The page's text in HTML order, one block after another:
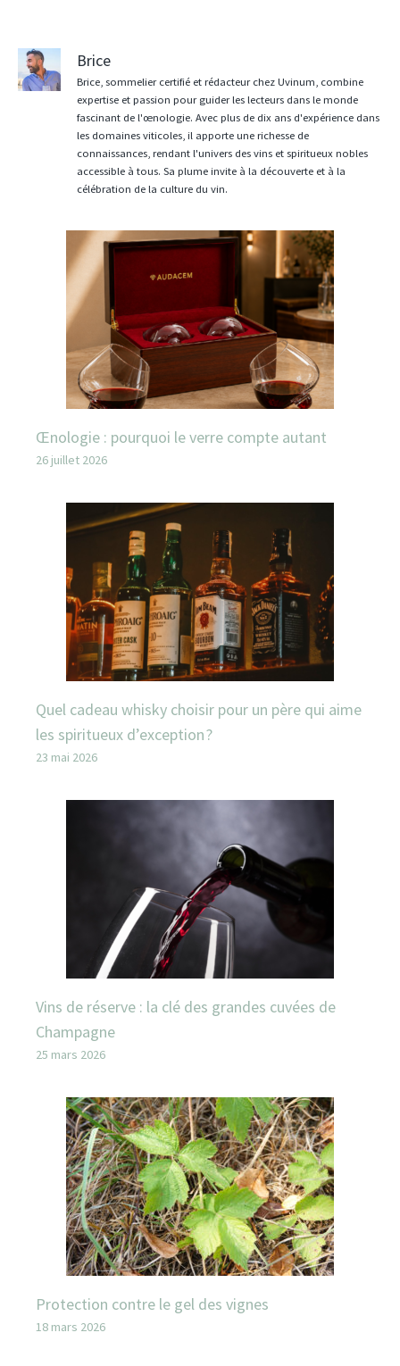
Brice
Brice, sommelier certifié et rédacteur chez Uvinum, combine
expertise et passion pour guider les lecteurs dans le monde
fascinant de l'œnologie. Avec plus de dix ans d'expérience dans
les domaines viticoles, il apporte une richesse de
connaissances, rendant l'univers des vins et spiritueux nobles
accessible à tous. Sa plume invite à la découverte et à la
célébration de la culture du vin.
Œnologie : pourquoi le verre compte autant
26 juillet 2026
Quel cadeau whisky choisir pour un père qui aime
les spiritueux d’exception ?
23 mai 2026
Vins de réserve : la clé des grandes cuvées de
Champagne
25 mars 2026
Protection contre le gel des vignes
18 mars 2026